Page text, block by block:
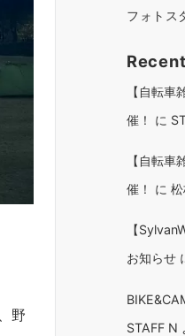
野
フォトス
【自転
催！
に
【自転
催！
に
【
お知らせ
STAFF N